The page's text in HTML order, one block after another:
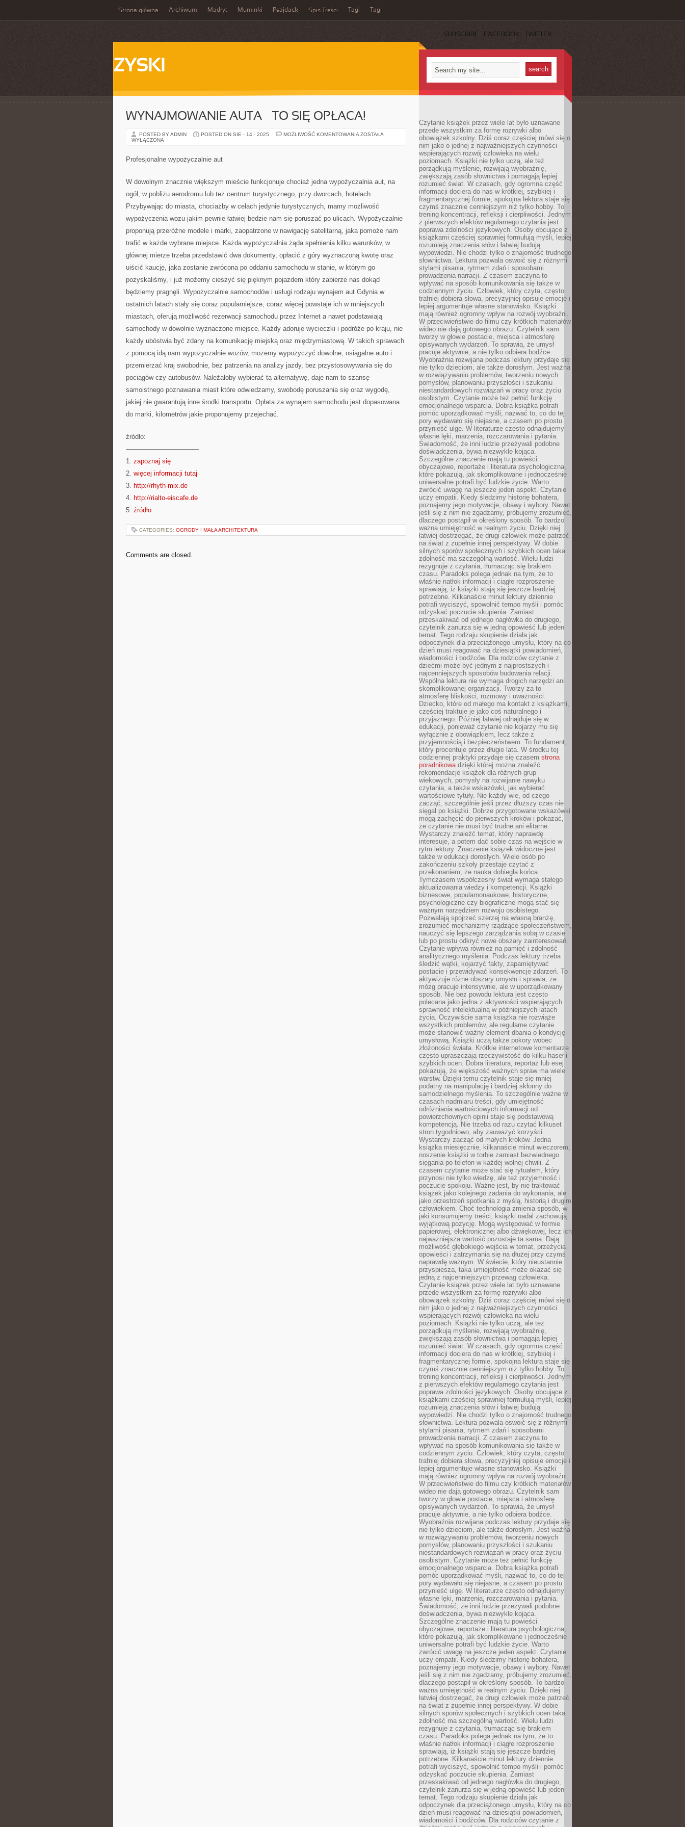
Strona główna Archiwum Madryt Muminki Psajdack Spis Treści Tagi Tagi
SUBSCRIBE FACEBOOK TWITTER
ZYSKI
WYNAJMOWANIE AUTA – TO SIĘ OPŁACA!
POSTED BY ADMIN POSTED ON SIE - 14 - 2025 MOŻLIWOŚĆ KOMENTOWANIA WYNAJMOWANIE
ZOSTAŁA
WYŁĄCZONA
Profesjonalne wypożyczalnie aut
W dowolnym znacznie większym mieście funkcjonuje chociaż jedna wypożyczalnia aut, na
ogół, w pobliżu aerodromu lub też centrum turystycznego, przy dworcach, hotelach.
Przybywając do miasta, chociażby w celach jedynie turystycznych, mamy możliwość
wypożyczenia wozu jakim pewnie łatwiej będzie nam się poruszać po ulicach. Wypożyczalnie
proponują przeróżne modele i marki, zaopatrzone w nawigację satelitarną, jaka pomoże nam
trafić w każde wybrane miejsce. Każda wypożyczalnia żąda spełnienia kilku warunków, w
głównej mierze trzeba przedstawić dwa dokumenty, opłacić z góry wyznaczoną kwotę oraz
uiścić kaucję, jaka zostanie zwrócona po oddaniu samochodu w stanie, w którym go
pozyskaliśmy, i już możemy cieszyć się pięknym pojazdem który zabierze nas dokąd
będziemy pragnęli. Wypożyczalnie samochodów i usługi rodzaju wynajem aut Gdynia w
ostatnich latach stały się coraz popularniejsze, coraz więcej powstaje ich w mniejszych
miastach, oferują możliwość rezerwacji samochodu przez Internet a nawet podstawiają
samochody w dowolnie wyznaczone miejsce. Każdy adoruje wycieczki i podróże po kraju, nie
każdy ubóstwia być zdany na komunikację miejską oraz międzymiastową. W takich sprawach
z pomocą idą nam wypożyczalnie wozów, możemy wypożyczyć dowolne, osiągalne auto i
przemierzać kraj swobodnie, bez patrzenia na analizy jazdy, bez przystosowywania się do
pociągów czy autobusów. Należałoby wybierać tą alternatywę, daje nam to szansę
samoistnego poznawania miast które odwiedzamy, swobodę poruszania się oraz wygodę,
jakiej nie gwarantują inne środki transportu. Opłata za wynajem samochodu jest dopasowana
do marki, kilometrów jakie proponujemy przejechać.
źródło:
———————————
1. zapoznaj się
2. więcej informacji tutaj
3. http://rhyth-mix.de
4. http://rialto-eiscafe.de
5. źródło
CATEGORIES: OGRODY I MAŁA ARCHITEKTURA
Comments are closed.
Czytanie książek przez wiele lat było uznawane
przede wszystkim za formę rozrywki albo
obowiązek szkolny. Dziś coraz częściej mówi się o
nim jako o jednej z najważniejszych czynności
wspierających rozwój człowieka na wielu
poziomach. Książki nie tylko uczą, ale też
porządkują myślenie, rozwijają wyobraźnię,
zwiększają zasób słownictwa i pomagają lepiej
rozumieć świat. W czasach, gdy ogromna część
informacji dociera do nas w krótkiej, szybkiej i
fragmentarycznej formie, spokojna lektura staje się
czymś znacznie cenniejszym niż tylko hobby. To
trening koncentracji, refleksji i cierpliwości. Jednym
z pierwszych efektów regularnego czytania jest
poprawa zdolności językowych. Osoby obcujące z
książkami częściej sprawniej formułują myśli, lepiej
rozumieją znaczenia słów i łatwiej budują
wypowiedzi. Nie chodzi tylko o znajomość trudnego
słownictwa. Lektura pozwala oswoić się z różnymi
stylami pisania, rytmem zdań i sposobami
prowadzenia narracji. Z czasem zaczyna to
wpływać na sposób komunikowania się także w
codziennym życiu. Człowiek, który czyta, często
trafniej dobiera słowa, precyzyjniej opisuje emocje i
lepiej argumentuje własne stanowisko. Książki
mają również ogromny wpływ na rozwój wyobraźni.
W przeciwieństwie do filmu czy krótkich materiałów
wideo nie dają gotowego obrazu. Czytelnik sam
tworzy w głowie postacie, miejsca i atmosferę
opisywanych wydarzeń. To sprawia, że umysł
pracuje aktywnie, a nie tylko odbiera bodźce.
Wyobraźnia rozwijana podczas lektury przydaje się
nie tylko dzieciom, ale także dorosłym. Jest ważna
w rozwiązywaniu problemów, tworzeniu nowych
pomysłów, planowaniu przyszłości i szukaniu
niestandardowych rozwiązań w pracy oraz życiu
osobistym. Czytanie może też pełnić funkcję
emocjonalnego wsparcia. Dobra książka potrafi
pomóc uporządkować myśli, nazwać to, co do tej
pory wydawało się niejasne, a czasem po prostu
przynieść ulgę. W literaturze często odnajdujemy
własne lęki, marzenia, rozczarowania i pytania.
Świadomość, że inni ludzie przeżywali podobne
doświadczenia, bywa niezwykle kojąca.
Szczególne znaczenie mają tu powieści
obyczajowe, reportaże i literatura psychologiczna,
które pokazują, jak skomplikowane i jednocześnie
uniwersalne potrafi być ludzkie życie. Warto
zwrócić uwagę na jeszcze jeden aspekt. Czytanie
uczy empatii. Kiedy śledzimy historię bohatera,
poznajemy jego motywacje, obawy i wybory. Nawet
jeśli się z nim nie zgadzamy, próbujemy zrozumieć,
dlaczego postąpił w określony sposób. To bardzo
ważna umiejętność w realnym życiu. Dzięki niej
łatwiej dostrzegać, że drugi człowiek może patrzeć
na świat z zupełnie innej perspektywy. W dobie
silnych sporów społecznych i szybkich ocen taka
zdolność ma szczególną wartość. Wielu ludzi
rezygnuje z czytania, tłumacząc się brakiem
czasu. Paradoks polega jednak na tym, że to
właśnie natłok informacji i ciągłe rozproszenie
sprawiają, iż książki stają się jeszcze bardziej
potrzebne. Kilkanaście minut lektury dziennie
potrafi wyciszyć, spowolnić tempo myśli i pomóc
odzyskać poczucie skupienia. Zamiast
przeskakiwać od jednego nagłówka do drugiego,
czytelnik zanurza się w jedną opowieść lub jeden
temat. Tego rodzaju skupienie działa jak
odpoczynek dla przeciążonego umysłu, który na co
dzień musi reagować na dziesiątki powiadomień,
wiadomości i bodźców. Dla rodziców czytanie z
dziećmi może być jednym z najprostszych i
najcenniejszych sposobów budowania relacji.
Wspólna lektura nie wymaga drogich narzędzi ani
skomplikowanej organizacji. Tworzy za to
atmosferę bliskości, rozmowy i uważności.
Dziecko, które od małego ma kontakt z książkami,
częściej traktuje je jako coś naturalnego i
przyjaznego. Później łatwiej odnajduje się w
edukacji, ponieważ czytanie nie kojarzy mu się
wyłącznie z obowiązkiem, lecz także z
przyjemnością i bezpieczeństwem. To fundament,
który procentuje przez długie lata. W środku tej
codziennej praktyki przydaje się czasem strona
poradnikowadzięki której można znaleźć
rekomendacje książek dla różnych grup
wiekowych, pomysły na rozwijanie nawyku
czytania, a także wskazówki, jak wybierać
wartościowe tytuły. Nie każdy wie, od czego
zacząć, szczególnie jeśli przez dłuższy czas nie
sięgał po książki. Dobrze przygotowane wskazówki
mogą zachęcić do pierwszych kroków i pokazać,
że czytanie nie musi być trudne ani elitarne.
Wystarczy znaleźć temat, który naprawdę
interesuje, a potem dać sobie czas na wejście w
rytm lektury. Znaczenie książek widoczne jest
także w edukacji dorosłych. Wiele osób po
zakończeniu szkoły przestaje czytać z
przekonaniem, że nauka dobiegła końca.
Tymczasem współczesny świat wymaga stałego
aktualizowania wiedzy i kompetencji. Książki
biznesowe, popularnonaukowe, historyczne,
psychologiczne czy biograficzne mogą stać się
ważnym narzędziem rozwoju osobistego.
Pozwalają spojrzeć szerzej na własną branżę,
zrozumieć mechanizmy rządzące społeczeństwem,
nauczyć się lepszego zarządzania sobą w czasie
lub po prostu odkryć nowe obszary zainteresowań.
Czytanie wpływa również na pamięć i zdolność
analitycznego myślenia. Podczas lektury trzeba
śledzić wątki, kojarzyć fakty, zapamiętywać
postacie i przewidywać konsekwencje zdarzeń. To
aktywizuje różne obszary umysłu i sprawia, że
mózg pracuje intensywnie, ale w uporządkowany
sposób. Nie bez powodu lektura jest często
polecana jako jedna z aktywności wspierających
sprawność intelektualną w późniejszych latach
życia. Oczywiście sama książka nie rozwiąże
wszystkich problemów, ale regularne czytanie
może stanowić ważny element dbania o kondycję
umysłową. Książki uczą także pokory wobec
złożoności świata. Krótkie internetowe komentarze
często upraszczają rzeczywistość do kilku haseł i
szybkich ocen. Dobra literatura, reportaż lub esej
pokazują, że większość ważnych spraw ma wiele
warstw. Dzięki temu czytelnik staje się mniej
podatny na manipulację i bardziej skłonny do
samodzielnego myślenia. To szczególnie ważne w
czasach nadmiaru treści, gdy umiejętność
odróżniania wartościowych informacji od
powierzchownych opinii staje się podstawową
kompetencją. Nie trzeba od razu czytać kilkuset
stron tygodniowo, aby zauważyć korzyści.
Wystarczy zacząć od małych kroków. Jedna
książka miesięcznie, kilkanaście minut wieczorem,
noszenie książki w torbie zamiast bezwiednego
sięgania po telefon w każdej wolnej chwili. Z
czasem czytanie może stać się rytuałem, który
przynosi nie tylko wiedzę, ale też przyjemność i
poczucie spokoju. Ważne jest, by nie traktować
książek jako kolejnego zadania do wykonania, ale
jako przestrzeń spotkania z myślą, historią i drugim
człowiekiem. Choć technologia zmienia sposób, w
jaki konsumujemy treści, książki nadal zachowują
wyjątkową pozycję. Mogą występować w formie
papierowej, elektronicznej albo dźwiękowej, lecz ich
najważniejsza wartość pozostaje ta sama. Dają
możliwość głębokiego wejścia w temat, przeżycia
opowieści i zatrzymania się na dłużej przy czymś
naprawdę ważnym. W świecie, który nieustannie
przyspiesza, taka umiejętność może okazać się
jedną z najcenniejszych przewag człowieka.
Czytanie książek przez wiele lat było uznawane
przede wszystkim za formę rozrywki albo
obowiązek szkolny. Dziś coraz częściej mówi się o
nim jako o jednej z najważniejszych czynności
wspierających rozwój człowieka na wielu
poziomach. Książki nie tylko uczą, ale też
porządkują myślenie, rozwijają wyobraźnię,
zwiększają zasób słownictwa i pomagają lepiej
rozumieć świat. W czasach, gdy ogromna część
informacji dociera do nas w krótkiej, szybkiej i
fragmentarycznej formie, spokojna lektura staje się
czymś znacznie cenniejszym niż tylko hobby. To
trening koncentracji, refleksji i cierpliwości. Jednym
z pierwszych efektów regularnego czytania jest
poprawa zdolności językowych. Osoby obcujące z
książkami częściej sprawniej formułują myśli, lepiej
rozumieją znaczenia słów i łatwiej budują
wypowiedzi. Nie chodzi tylko o znajomość trudnego
słownictwa. Lektura pozwala oswoić się z różnymi
stylami pisania, rytmem zdań i sposobami
prowadzenia narracji. Z czasem zaczyna to
wpływać na sposób komunikowania się także w
codziennym życiu. Człowiek, który czyta, często
trafniej dobiera słowa, precyzyjniej opisuje emocje i
lepiej argumentuje własne stanowisko. Książki
mają również ogromny wpływ na rozwój wyobraźni.
W przeciwieństwie do filmu czy krótkich materiałów
wideo nie dają gotowego obrazu. Czytelnik sam
tworzy w głowie postacie, miejsca i atmosferę
opisywanych wydarzeń. To sprawia, że umysł
pracuje aktywnie, a nie tylko odbiera bodźce.
Wyobraźnia rozwijana podczas lektury przydaje się
nie tylko dzieciom, ale także dorosłym. Jest ważna
w rozwiązywaniu problemów, tworzeniu nowych
pomysłów, planowaniu przyszłości i szukaniu
niestandardowych rozwiązań w pracy oraz życiu
osobistym. Czytanie może też pełnić funkcję
emocjonalnego wsparcia. Dobra książka potrafi
pomóc uporządkować myśli, nazwać to, co do tej
pory wydawało się niejasne, a czasem po prostu
przynieść ulgę. W literaturze często odnajdujemy
własne lęki, marzenia, rozczarowania i pytania.
Świadomość, że inni ludzie przeżywali podobne
doświadczenia, bywa niezwykle kojąca.
Szczególne znaczenie mają tu powieści
obyczajowe, reportaże i literatura psychologiczna,
które pokazują, jak skomplikowane i jednocześnie
uniwersalne potrafi być ludzkie życie. Warto
zwrócić uwagę na jeszcze jeden aspekt. Czytanie
uczy empatii. Kiedy śledzimy historię bohatera,
poznajemy jego motywacje, obawy i wybory. Nawet
jeśli się z nim nie zgadzamy, próbujemy zrozumieć,
dlaczego postąpił w określony sposób. To bardzo
ważna umiejętność w realnym życiu. Dzięki niej
łatwiej dostrzegać, że drugi człowiek może patrzeć
na świat z zupełnie innej perspektywy. W dobie
silnych sporów społecznych i szybkich ocen taka
zdolność ma szczególną wartość. Wielu ludzi
rezygnuje z czytania, tłumacząc się brakiem
czasu. Paradoks polega jednak na tym, że to
właśnie natłok informacji i ciągłe rozproszenie
sprawiają, iż książki stają się jeszcze bardziej
potrzebne. Kilkanaście minut lektury dziennie
potrafi wyciszyć, spowolnić tempo myśli i pomóc
odzyskać poczucie skupienia. Zamiast
przeskakiwać od jednego nagłówka do drugiego,
czytelnik zanurza się w jedną opowieść lub jeden
temat. Tego rodzaju skupienie działa jak
odpoczynek dla przeciążonego umysłu, który na co
dzień musi reagować na dziesiątki powiadomień,
wiadomości i bodźców. Dla rodziców czytanie z